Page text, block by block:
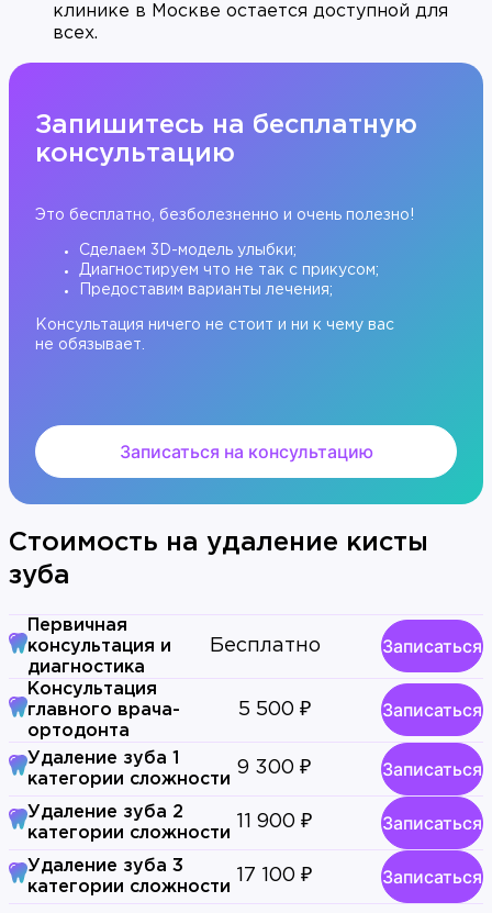
клинике в Москве остается доступной для
всех.
Запишитесь на бесплатную
консультацию
Это бесплатно, безболезненно и очень полезно!
Сделаем 3D-модель улыбки;
Диагностируем что не так с прикусом;
Предоставим варианты лечения;
Консультация ничего не стоит и ни к чему вас
не обязывает.
Записаться на консультацию
Стоимость на удаление кисты
зуба
Первичная
консультация и
диагностика
Бесплатно Записаться
Консультация
главного врача-
ортодонта
5 500 ₽ Записаться
Удаление зуба 1
категории сложности
9 300 ₽ Записаться
Удаление зуба 2
категории сложности
11 900 ₽ Записаться
Удаление зуба 3
категории сложности
17 100 ₽ Записаться